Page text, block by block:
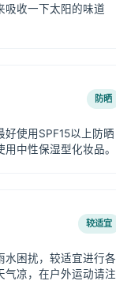
吸收一下太阳的味道
防晒
好使用SPF15以上防晒
中性保湿型化妆品。
较适宜
水困扰，较适宜进行各
气凉，在户外运动请注